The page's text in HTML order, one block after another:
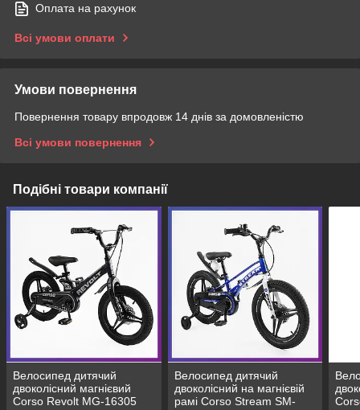
Оплата на рахунок
Всі умови оплати
Умови повернення
Повернення товару впродовж 14 днів за домовленістю
Всі умови повернення
Подібні товари компанії
Велосипед дитячий
двоколісний магнієвий
Corso Revolt MG-16305
Велосипед дитячий
двоколісний на магнієвій
рамі Corso Stream SM-